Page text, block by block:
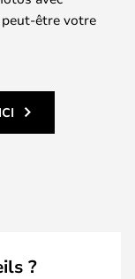
peut-être votre
?